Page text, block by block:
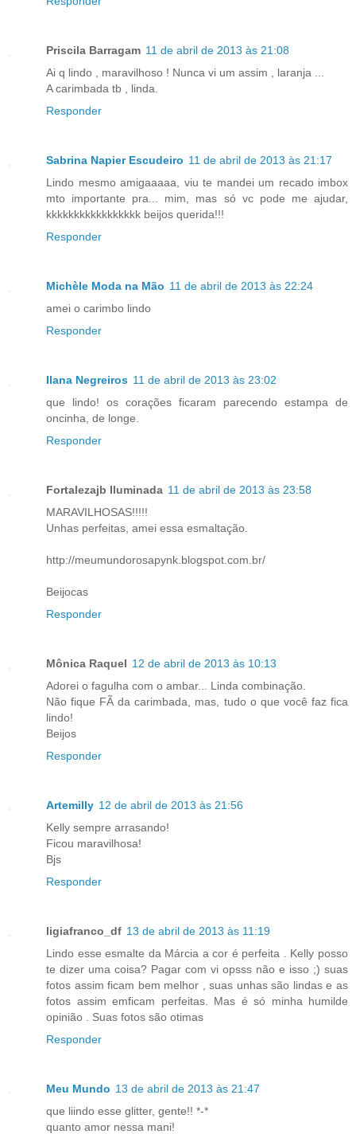
Priscila Barragam 11 de abril de 2013 às 21:08
Ai q lindo , maravilhoso ! Nunca vi um assim , laranja ...
A carimbada tb , linda.
Responder
Sabrina Napier Escudeiro 11 de abril de 2013 às 21:17
Lindo mesmo amigaaaaa, viu te mandei um recado imbox
mto importante pra... mim, mas só vc pode me ajudar,
kkkkkkkkkkkkkkkkk beijos querida!!!
Responder
Michèle Moda na Mão 11 de abril de 2013 às 22:24
amei o carimbo lindo
Responder
Ilana Negreiros 11 de abril de 2013 às 23:02
que lindo! os corações ficaram parecendo estampa de
oncinha, de longe.
Responder
Fortalezajb Iluminada 11 de abril de 2013 às 23:58
MARAVILHOSAS!!!!!
Unhas perfeitas, amei essa esmaltação.
http://meumundorosapynk.blogspot.com.br/
Beijocas
Responder
Mônica Raquel 12 de abril de 2013 às 10:13
Adorei o fagulha com o ambar... Linda combinação.
Não fique FÃ da carimbada, mas, tudo o que você faz fica
lindo!
Beijos
Responder
Artemilly 12 de abril de 2013 às 21:56
Kelly sempre arrasando!
Ficou maravilhosa!
Bjs
Responder
ligiafranco_df 13 de abril de 2013 às 11:19
Lindo esse esmalte da Márcia a cor é perfeita . Kelly posso
te dizer uma coisa? Pagar com vi opsss não e isso ;) suas
fotos assim ficam bem melhor , suas unhas são lindas e as
fotos assim emficam perfeitas. Mas é só minha humilde
opinião . Suas fotos são otimas
Responder
Meu Mundo 13 de abril de 2013 às 21:47
que liindo esse glitter, gente!! *-*
quanto amor nessa mani!